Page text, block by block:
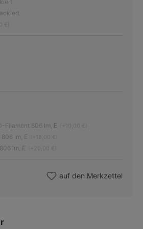
verfügbar.)
verfügbar.)
nicht verfügbar.)
Filament 806 lm, E
806 lm, E
lm, E
auf den Merkzettel